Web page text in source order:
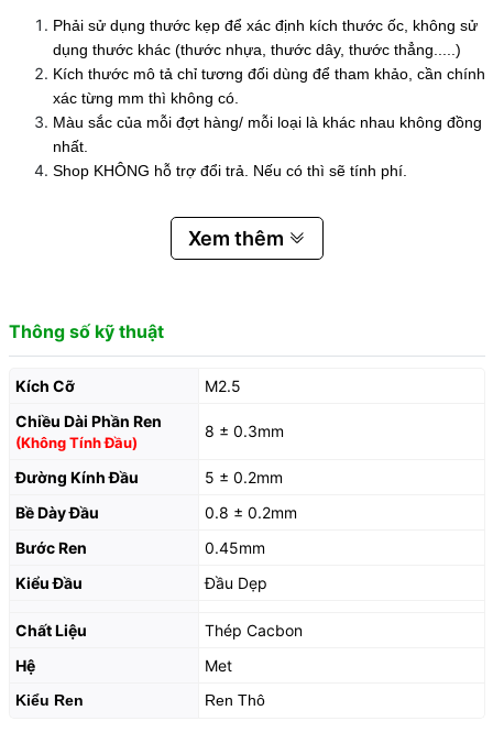
Phải sử dụng thước kẹp để xác định kích thước ốc, không sử
dụng thước khác (thước nhựa, thước dây, thước thẳng.....)
Kích thước mô tả chỉ tương đối dùng để tham khảo, cần chính
xác từng mm thì không có.
Màu sắc của mỗi đợt hàng/ mỗi loại là khác nhau không đồng
nhất.
Shop KHÔNG hỗ trợ đổi trả. Nếu có thì sẽ tính phí.
Xem thêm
Thông số kỹ thuật
Kích Cỡ
M2.5
Chiều Dài Phần Ren
(Không Tính Đầu)
8 ± 0.3mm
Đường Kính Đầu
5 ± 0.2mm
Bề Dày Đầu
0.8 ± 0.2mm
Bước Ren
0.45mm
Kiểu Đầu
Đầu Dẹp
Chất Liệu
Thép Cacbon
Hệ
Met
Kiểu Ren Ren Thô